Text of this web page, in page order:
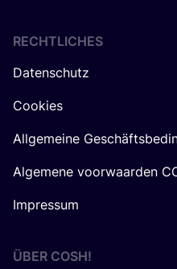
RECHTLICHES
Datenschutz
Cookies
Allgemeine
Algemene voorwaarden
Impressum
ÜBER COSH!